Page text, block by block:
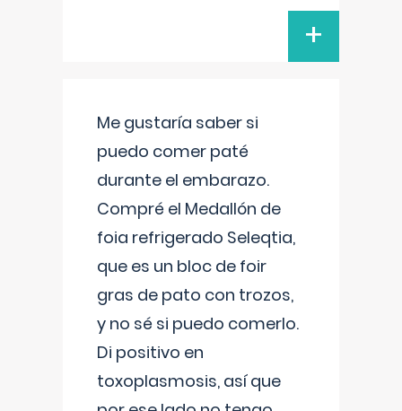
+
Me gustaría saber si
puedo comer paté
durante el embarazo.
Compré el Medallón de
foia refrigerado Seleqtia,
que es un bloc de foir
gras de pato con trozos,
y no sé si puedo comerlo.
Di positivo en
toxoplasmosis, así que